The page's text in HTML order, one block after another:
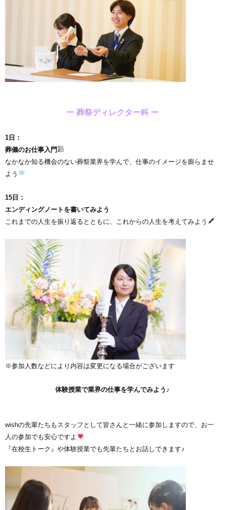
ー 葬祭ディレクター科 ー
1日：
葬儀のお仕事入門
なかなか知る機会のない葬祭業界を学んで、仕事のイメージを膨らませ
よう
15日：
エンディングノートを書いてみよう
これまでの人生を振り返るとともに、これからの人生を考えてみよう
※参加人数などにより内容は変更になる場合がございます
体験授業で業界の仕事を学んでみよう♪
wishの先輩たちもスタッフとして皆さんと一緒に参加しますので、お一
人の参加でも安心ですよ
『在校生トーク』や体験授業でも先輩たちとお話しできます♪